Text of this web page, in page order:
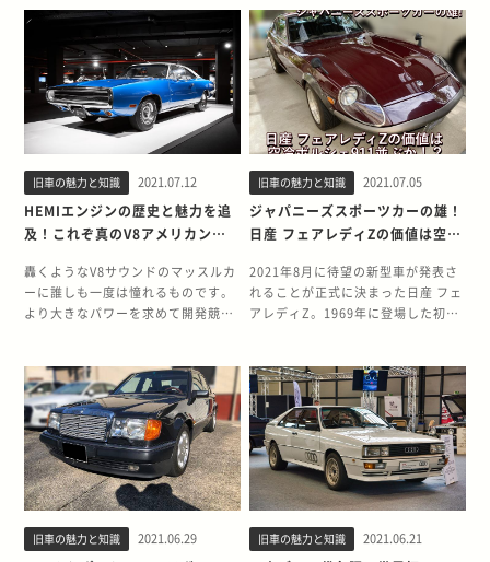
改善も試みられています。 R32で数
少ない不評ポイントだった居住性の
低さを改善するべく、車両サイズを
一回り大きくし、広い居住空間を確
保。しかし、これがユーザーの不評
を買う大きな原因となります。 丸み
のあるデザインとなったボディと
広々とした室内は、ほかの日産車と
共通化された内装とあわさって、
R32と比較するとまるでセダンのよ
うなイメージでした。 GT-Rに卓越
したスポーツ性能と特別感を求める
ってしまったのです。 走行性能は正
常進化！R32より21秒も短縮 走行性
能については、GT-Rの名に恥じな
化によって増加した車重の問題を解
決したのがエンジンの進化。型式こ
そR32と同様のRB26DETTながら、
ECU変更、バルブタイミングや吸排
気、圧縮比の見直し、過給圧の上昇
によって最大トルクは1.5kgmも増
強されています。 さらに、車体のサ
イズアップによりロングホイールベ
ース化したことで、R32の弱点だっ
たコーナリング性能が向上。ニュル
高い剛性を発揮し、まさにスポーツ
走行に適した車です。 ABCトリオの
中では唯一のターボ未搭載車ではあ
りますが、ミッドシップに搭載され
た高回転型エンジン（E07A型）の最
高出力は自主規制いっぱいの64ps。
レブリミットまで回しきって楽しむ
ホンダらしい走りを提供してくれま
した。その他にも、4輪ディスクブ
レーキの採用やSRSエアバッグ、サ
イドインパクトバーなど軽自動車で
は初となる装備も多く搭載し、発売
割高な138.8万円（税抜）という設
定でした。 ビートの中古車相場は、
2021年7月の執筆時点で28～240万
取額は～150万円です。価格はそこ
まで高値ではなく、流通台数も120
台ほど。オープンカーのため雨漏れ
などの心配はあるものの、ABCトリ
オの中では手に入れやすい存在で
す。 スズキ カプチーノ 1991年10月
に発売されたスズキ カプチーノは、
他のABCトリオとは違い、はっきり
としたロングノーズ・ショートデッ
キのフォルムが特徴的。DOHCター
され、各メーカーは頭を悩ませま
す。 そんななか、スバルが1958年
に発売したのが360という全長3ｍに
も満たない小さな自動車でした。 機
械遺産にも選ばれた技術の結晶 余計
なフレームを必要としない「モノコ
ックボデー」を採用し、FRPと
0.6mm鋼板を使用することで385kg
という軽さを実現。リアに横置きさ
れた排気量360ccの空冷2気筒2スト
ロークエンジンは、最高出力16馬力
ながら4人乗車の状態でも最高速度
83km/hを記録しました。 そして、
サスペンションには省スペースの
「トーションバースプリング」を使
で、360が発売された1958年当時、
一般的なサラリーマンの月収が
16,000円程度だったことを考えると
まだまだ高値の花。しかし、時が経
つにつれ国民の給料も上がってい
き、1970年に生産が終了するころに
は、累計で約39万台を売り上げる大
ヒットとなりました。 創意工夫を重
ね、日本にマイカー時代を到来させ
た360は現代でも評価されており、
ンドクルーザーとして新たな境地を
開拓したモデルといえます。 全長
4,970mm×全幅1,930mm×全高
1,860mmという大柄なボディに
は、4.5リッターの自然吸気ガソリ
ンエンジンに加え、4.2リッターデ
ィーゼルエンジンの自然吸気とター
ボモデルをラインナップ。外観的に
も曲線を多く取り入れ、都会的な要
素を持った新世代SUVの風格を感じ
させるものとなっています。 約
1,500万円のプライスがついたラン
クル80系とは？ そんなランドクルー
ザー80系は、2021年6月に行われた
アメリカのオークション「BRING A
値で落札されました。 1994年式の
その個体は製造から25年以上経って
いるにも関わらず、走行距離はわず
か1005マイル（約1600km）という
低走行車であり、外観内観どちらも
劣化やキズなどは一切ないという極
上車。ダークエメラルドパールのボ
ディに4.5リッターDOHCガソリンエ
ンジンを搭載しており、トランスミ
ッションは4速AT、外観や機関部に
遊べる車に仕上がっています。 キャ
ッチーな丸目ライトも、半世紀前に
発売した初代ブロンコを感じさせ、
ファンのあいだで好評を得ているポ
イント。今回はそんな新型ブロンコ
の解説と、今でも根強いファンが多
い初代の「アーリーブロンコ」につ
4WDブームの中投入された初代ブロ
ンコ 1966年当時、ジープ チェロキ
ーやインターナショナル スカウトな
どのオフロード4WDが盛り上がりを
見せていました。 対するフォードも
これらの対抗車種として、オフロー
ドSUVの初代ブロンコを発売。全長
105psの2.8リッター直列6気筒に加
え、オプションで4.7リッターV型8
気筒、最高出力205psのパワフルな
エンジンが設定されていました。 そ
して、ルーフが取り外し可能な「パ
ッセンジャーワゴン」や、左右のド
アがない「ロードスター」など、ア
ウトドア仕様に特化した多彩なモデ
ルがあるのも、フォード ブロンコ最
大の特徴です。 好評を得たものの、
10万km近い個体でも当時の新車価
格を超える車体もあります。現時点
で28年も前の車がなぜそこまで人気
なのか、その理由は国内だけではな
く、海外の影響もあるのです。 グラ
ンドツーリングからピュアスポーツ
に方向転換したA80型 1990年代前半
ダ「 RX-7 FD3S」など魅力的なスポ
ーツカーが数多く発売されていまし
た。そんな車好きを熱くさせた1993
年5月、ニュルブルクリングで幾多
の走行テストを重ね、研究し尽され
た新型スープラが誕生。これまでの
グランドツーリング志向の歴代モデ
SPORTS OF TOYOTA」のキャッチ
コピーのもと発売されたA80型スー
プラは、曲線を多用したグラマラス
な外観ながら、ツインターボエンジ
ンやダブルウィッシュボーンサス、
大型ブレーキ、ゲトラグ社の6速MT
など、多くの魅力的な装備が備わっ
ています。 1000馬力にも耐えうる
2JZエンジン 全長4,520mm×全幅
1,810mm×全高1,275mmのボディ
旧車の魅力と知識 2021.07.12
HEMIエンジンの歴史と魅力を追
及！これぞ真のV8アメリカンパ
轟くようなV8サウンドのマッスルカ
ーに誰しも一度は憧れるものです。
より大きなパワーを求めて開発競争
現代の車にも搭載されるほど息の長
いエンジンとなりました。 今回は、
エンジンの方式の解説とともに、マ
ッスルカーを支えたヘミエンジンの
特徴に迫ります。 ヘミ（HEMI）エ
ンジンはアメリカ車の象徴 ヘミ
（HEMI）エンジンは、1950年代以
発、製造を行った半球型の燃焼室を
旧車の魅力と知識 2021.07.05
ジャパニーズスポーツカーの雄！
日産 フェアレディZの価値は空冷
2021年8月に待望の新型車が発表さ
れることが正式に決まった日産 フェ
アレディZ。1969年に登場した初代
業へと押し上げた1台となりまし
た。 日産の高い技術力と個性的なデ
ザインが融合したフェアレディZ
は、どのモデルも常に独創的で、日
産ファンのみならず、全ての自動車
ファンが注目するモデルのひとつ。
今回は、日産の地位を世界的なもの
古車価格から見る現在のZシリーズ
旧車の魅力と知識 2021.06.29 旧車の魅力と知識 2021.06.21